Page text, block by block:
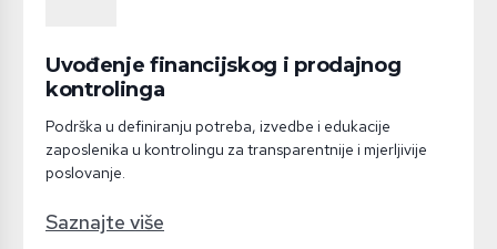
Uvođenje financijskog i prodajnog
kontrolinga
Podrška u definiranju potreba, izvedbe i edukacije
zaposlenika u kontrolingu za transparentnije i mjerljivije
poslovanje.
Saznajte više